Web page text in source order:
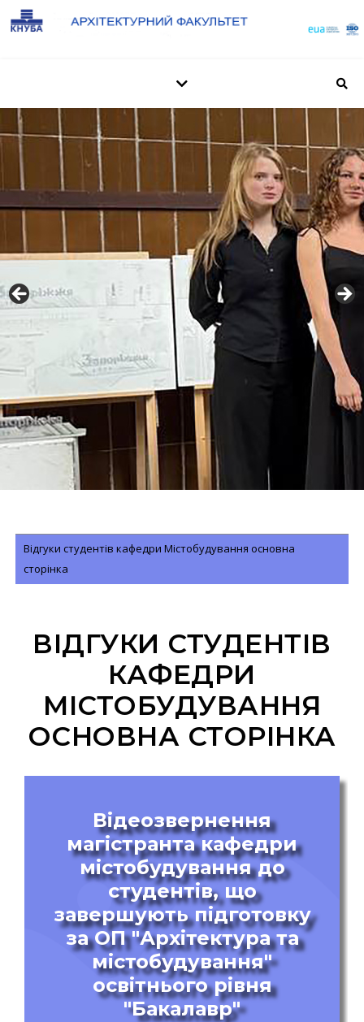
Відгуки студентів кафедри Містобудування основна
сторінка
ВІДГУКИ СТУДЕНТІВ
КАФЕДРИ
МІСТОБУДУВАННЯ
ОСНОВНА СТОРІНКА
Відеозвернення
магістранта кафедри
містобудування до
студентів, що
завершують підготовку
за ОП "Архітектура та
містобудування"
освітнього рівня
"Бакалавр"